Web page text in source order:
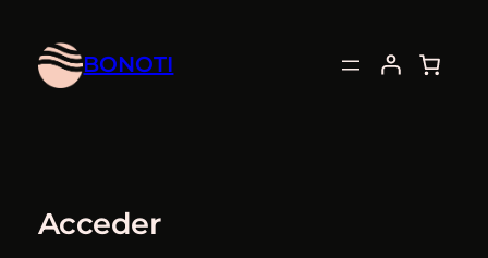
contenidoBONOTI
Acceder